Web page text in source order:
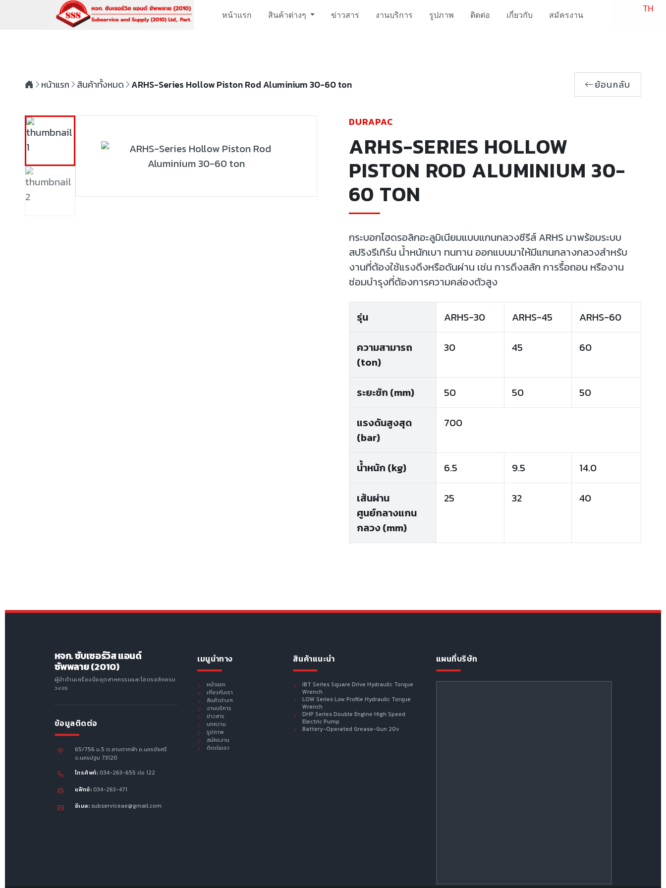
หน้าแรก สินค้าต่างๆ ข่าวสาร งานบริการ รูปภาพ ติดต่อ เกี่ยวกับ สมัครงาน
หน้าแรก สินค้าทั้งหมด ARHS-Series Hollow Piston Rod Aluminium 30-60 ton ย้อนกลับ
DURAPAC
ARHS-SERIES HOLLOW
PISTON ROD ALUMINIUM 30-
60 TON
กระบอกไฮดรอลิกอะลูมิเนียมแบบแกนกลวงซีรีส์ ARHS มาพร้อมระบบ
สปริงรีเทิร์น น้ำหนักเบา ทนทาน ออกแบบมาให้มีแกนกลางกลวงสำหรับ
งานที่ต้องใช้แรงดึงหรือดันผ่าน เช่น การดึงสลัก การรื้อถอน หรืองาน
ซ่อมบำรุงที่ต้องการความคล่องตัวสูง
รุ่น ARHS-30 ARHS-45 ARHS-60
ความสามารถ
(ton)
30 45 60
ระยะชัก (mm) 50 50 50
แรงดันสูงสุด
(bar)
700
น้ำหนัก (kg) 6.5 9.5 14.0
เส้นผ่าน
ศูนย์กลางแกน
กลวง (mm)
25 32 40
หจก. ซับเซอร์วิส แอนด์
ซัพพลาย (2010)
ผู้นำด้านเครื่องมืออุตสาหกรรมและไฮดรอลิกครบ
วงจร
ข้อมูลติดต่อ
65/756 ม.5 ต.ลานตากฟ้า อ.นครชัยศรี
จ.นครปฐม 73120
โทรศัพท์: 034-263-655 ต่อ 122
แฟ็กซ์: 034-263-471
อีเมล: subserviceae@gmail.com
เมนูนำทาง
หน้าแรก
เกี่ยวกับเรา
สินค้าต่างๆ
งานบริการ
ข่าวสาร
บทความ
รูปภาพ
สมัครงาน
ติดต่อเรา
สินค้าแนะนำ
IBT Series Square Drive Hydraulic Torque
Wrench
LOW Series Low Profile Hydraulic Torque
Wrench
DHP Series Double Engine High Speed
Electric Pump
Battery-Operated Grease-Gun 20v
แผนที่บริษัท
TH